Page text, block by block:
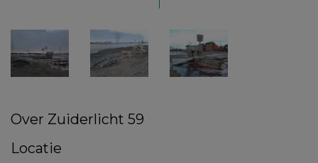
Over Zuiderlicht 59
Locatie